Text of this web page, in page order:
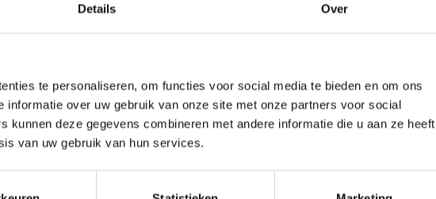
Details Over
te personaliseren, om functies voor social media te bieden en om ons
informatie over uw gebruik van onze site met onze partners voor social
kunnen deze gegevens combineren met andere informatie die u aan ze heeft
van uw gebruik van hun services.